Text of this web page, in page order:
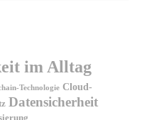
im Alltag
Technologie Cloud-
Datensicherheit